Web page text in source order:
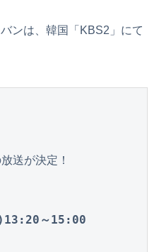
ンは、韓国「KBS2」にて
送が決定！
)13:20～15:00